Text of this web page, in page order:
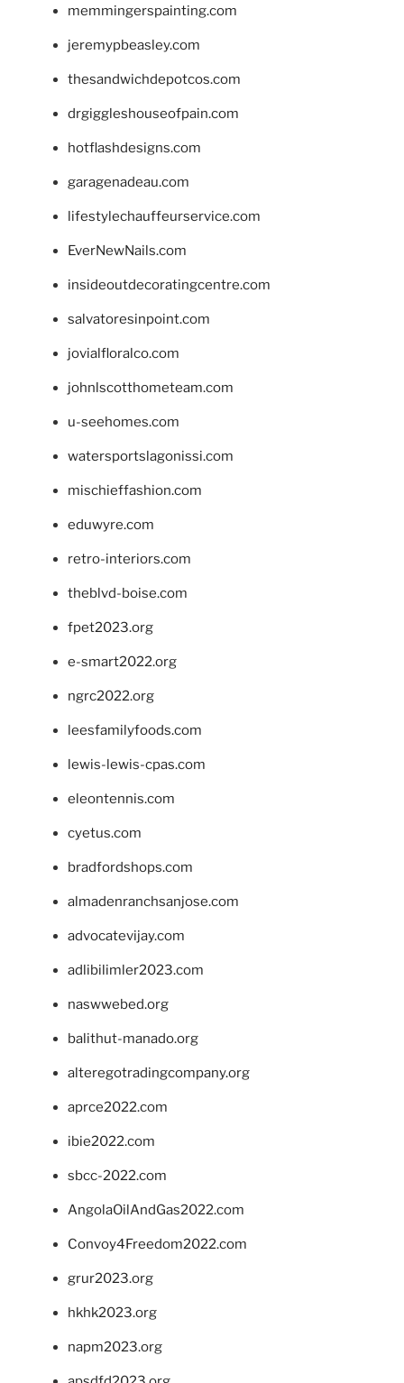
memmingerspainting.com
jeremypbeasley.com
thesandwichdepotcos.com
drgiggleshouseofpain.com
hotflashdesigns.com
garagenadeau.com
lifestylechauffeurservice.com
EverNewNails.com
insideoutdecoratingcentre.com
salvatoresinpoint.com
jovialfloralco.com
johnlscotthometeam.com
u-seehomes.com
watersportslagonissi.com
mischieffashion.com
eduwyre.com
retro-interiors.com
theblvd-boise.com
fpet2023.org
e-smart2022.org
ngrc2022.org
leesfamilyfoods.com
lewis-lewis-cpas.com
eleontennis.com
cyetus.com
bradfordshops.com
almadenranchsanjose.com
advocatevijay.com
adlibilimler2023.com
naswwebed.org
balithut-manado.org
alteregotradingcompany.org
aprce2022.com
ibie2022.com
sbcc-2022.com
AngolaOilAndGas2022.com
Convoy4Freedom2022.com
grur2023.org
hkhk2023.org
napm2023.org